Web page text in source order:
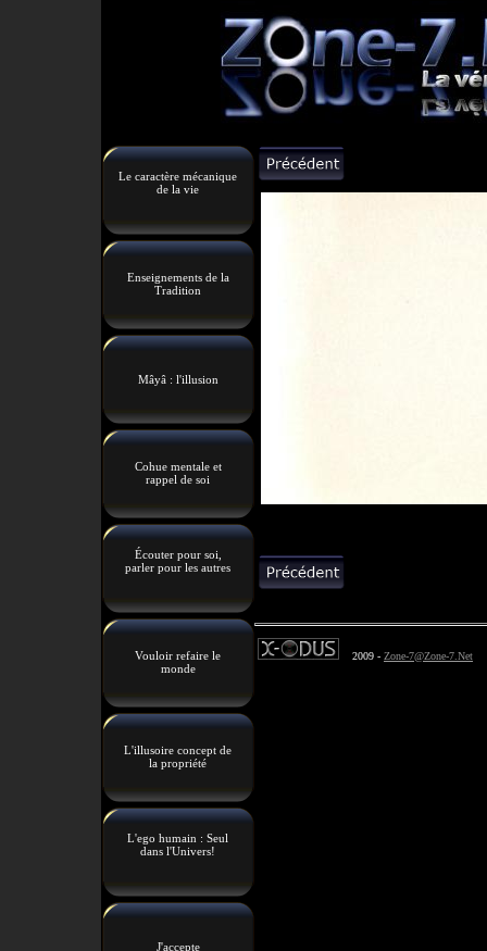
Le caractère mécanique
de la vie
Enseignements de la
Tradition
Mâyâ : l'illusion
Cohue mentale et
rappel de soi
Écouter pour soi,
parler pour les autres
Vouloir refaire le
monde
L'illusoire concept de
la propriété
L'ego humain : Seul
dans l'Univers!
J'accepte
2009 - Zone-7@Zone-7.Net